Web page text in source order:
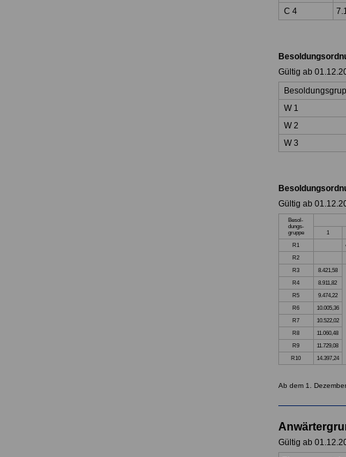
C 4
Gültig ab
W 1
W 2
W 3
Gültig ab
Besol-
dungs-
gruppe
1
R1
R2
R3
8.421,58
R4
8.911,82
R5
9.474,22
R6
10.005,36
R7
10.522,02
R8
11.060,48
R9
11.729,08
R10
14.397,24
Ab dem 1.
Gültig ab